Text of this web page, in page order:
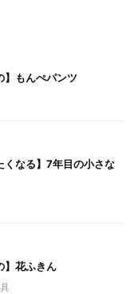
】もんぺパンツ
くなる】7年目の小さな
】花ふきん